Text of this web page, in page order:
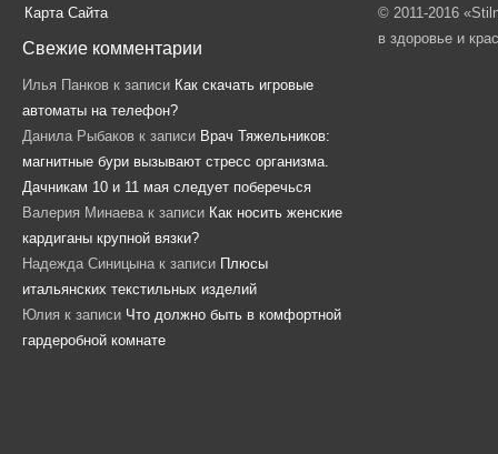
Карта Сайта
Свежие комментарии
Илья Панков к записи Как скачать игровые
автоматы на телефон?
Данила Рыбаков к записи Врач Тяжельников:
магнитные бури вызывают стресс организма.
Дачникам 10 и 11 мая следует поберечься
Валерия Минаева к записи Как носить женские
кардиганы крупной вязки?
Надежда Синицына к записи Плюсы
итальянских текстильных изделий
Юлия к записи Что должно быть в комфортной
гардеробной комнате
© 2011-2016
в здоровье и